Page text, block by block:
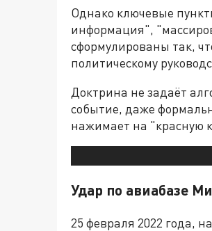
Однако ключевые
информация",
сформулированы так,
политическому
Доктрина не задаёт
событие, даже
нажимает на "красную
Удар по авиабазе
25 февраля 2022 года,